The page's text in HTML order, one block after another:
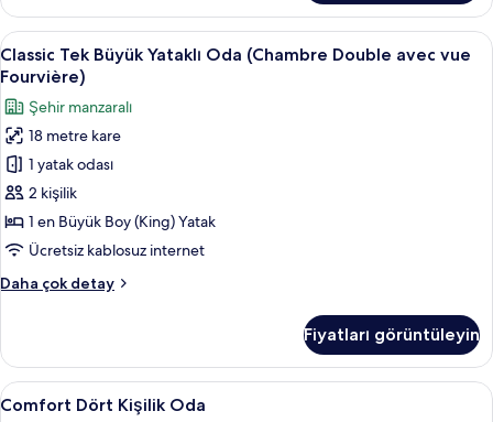
hakkında
daha
fazla
detay
Classic
Tek
Büyük
Yataklı
Oda
(Chambre
Double
avec
vue
için
görün
Ses yalıtımı, ücretsiz kablosuz İnternet
6
Classic Tek Büyük Yataklı Oda (Chambre Double avec vue
Fourvière)
Şehir manzaralı
18 metre kare
1 yatak odası
2 kişilik
1 en Büyük Boy (King) Yatak
Ücretsiz kablosuz internet
Daha çok detay
Classic
Oda
(Chambre
Double
Fiyatları görüntüleyin
Comfort
Comfort Dört Kişilik Oda | Ses
6
Comfort Dört Kişilik Oda